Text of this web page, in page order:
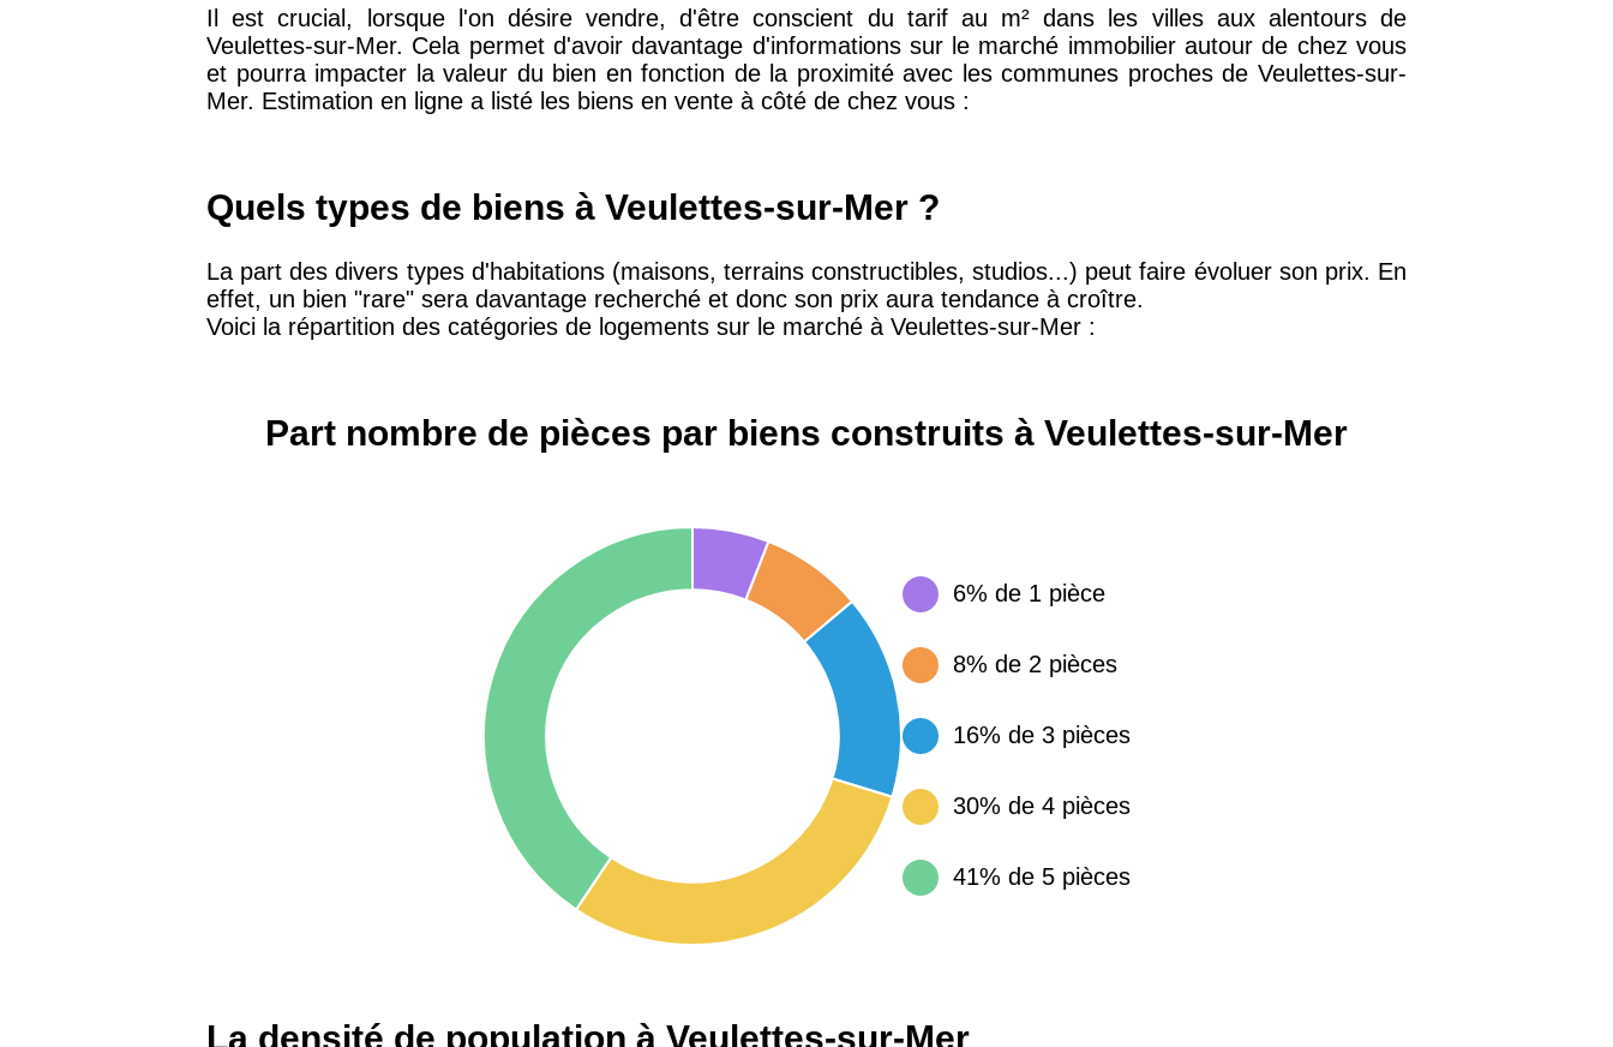
75019 -Paris 19ème
arrondissement
9 231 € 10 415 € 28 € 32 €
75013 -
Paris 13ème
arrondissement
76600 -Le Havre 2 455 € 2 453 € 12 €
12 145 € 15 155 € 34 €
3 018 € 14 €
2 917 € 14 €
Il est crucial, lorsque l'on désire vendre, d'être conscient du tarif au m² dans les villes aux alentours de
Veulettes-sur-Mer. Cela permet d'avoir davantage d'informations sur le marché immobilier autour de chez vous
et pourra impacter la valeur du bien en fonction de la proximité avec les communes proches de Veulettes-sur-
Mer. Estimation en ligne a listé les biens en vente à côté de chez vous :
Quels types de biens à Veulettes-sur-Mer ?
La part des divers types d'habitations (maisons, terrains constructibles, studios...) peut faire évoluer son prix. En
effet, un bien "rare" sera davantage recherché et donc son prix aura tendance à croître.
Voici la répartition des catégories de logements sur le marché à Veulettes-sur-Mer :
Part nombre de pièces par biens construits à Veulettes-sur-Mer
6% de 1 pièce
8% de 2 pièces
16% de 3 pièces
30% de 4 pièces
41% de 5 pièces
La densité de population à Veulettes-sur-Mer